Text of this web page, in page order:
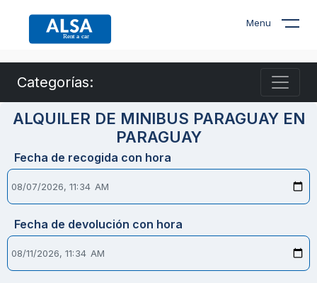
Menu
Categorías:
ALQUILER DE MINIBUS PARAGUAY EN
PARAGUAY
Fecha de recogida con hora
Fecha de devolución con hora